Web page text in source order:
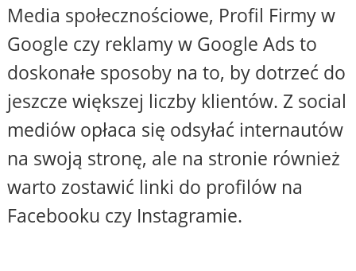
Media społecznościowe, Profil Firmy w
Google czy reklamy w Google Ads to
doskonałe sposoby na to, by dotrzeć do
jeszcze większej liczby klientów. Z social
mediów opłaca się odsyłać internautów
na swoją stronę, ale na stronie również
warto zostawić linki do profilów na
Facebooku czy Instagramie.